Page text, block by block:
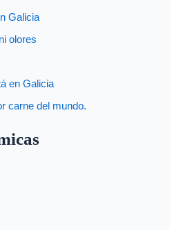
Galicia
olores
en Galicia
carne del mundo.